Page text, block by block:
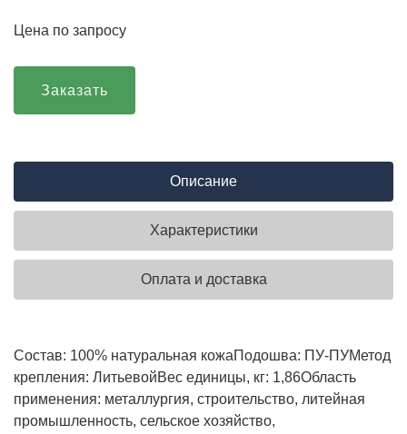
Цена по запросу
Заказать
Описание
Характеристики
Оплата и доставка
Состав: 100% натуральная кожаПодошва: ПУ-ПУМетод
крепления: ЛитьевойВес единицы, кг: 1,86Область
применения: металлургия, строительство, литейная
промышленность, сельское хозяйство,